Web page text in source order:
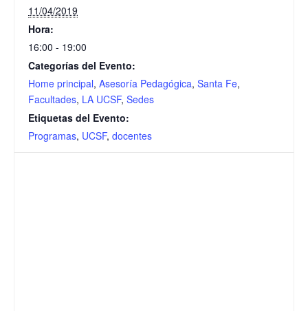
11/04/2019
Hora:
16:00 - 19:00
Categorías del Evento:
Home principal, Asesoría Pedagógica, Santa Fe,
Facultades, LA UCSF, Sedes
Etiquetas del Evento:
Programas, UCSF, docentes